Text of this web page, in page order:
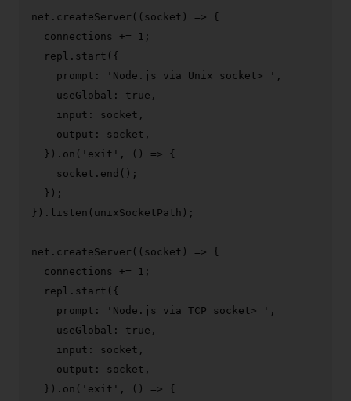
net. createServer ( ( socket ) => {
  connections +=
1 ;
  repl.
start ({
prompt : 'Node.js via Unix socket> ' ,
useGlobal : true ,
input : socket,
output : socket,
  }).
on ( 'exit' , () => {
    socket.
end ();
  });
}). listen (unixSocketPath);
net. createServer ( ( socket ) => {
  connections +=
1 ;
  repl.
start ({
prompt : 'Node.js via TCP socket> ' ,
useGlobal : true ,
input : socket,
output : socket,
  }).
on ( 'exit' , () => {